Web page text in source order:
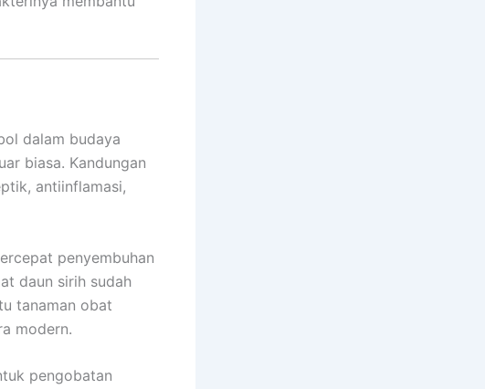
dalam budaya
biasa. Kandungan
antiinflamasi,
penyembuhan
daun sirih sudah
tanaman obat
modern.
pengobatan